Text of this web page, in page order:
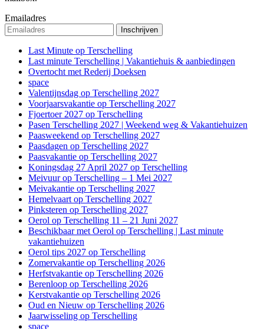
Emailadres
Last Minute op Terschelling
Last minute Terschelling | Vakantiehuis & aanbiedingen
Overtocht met Rederij Doeksen
space
Valentijnsdag op Terschelling 2027
Voorjaarsvakantie op Terschelling 2027
Fjoertoer 2027 op Terschelling
Pasen Terschelling 2027 | Weekend weg & Vakantiehuizen
Paasweekend op Terschelling 2027
Paasdagen op Terschelling 2027
Paasvakantie op Terschelling 2027
Koningsdag 27 April 2027 op Terschelling
Meivuur op Terschelling – 1 Mei 2027
Meivakantie op Terschelling 2027
Hemelvaart op Terschelling 2027
Pinksteren op Terschelling 2027
Oerol op Terschelling 11 – 21 Juni 2027
Beschikbaar met Oerol op Terschelling | Last minute
vakantiehuizen
Oerol tips 2027 op Terschelling
Zomervakantie op Terschelling 2026
Herfstvakantie op Terschelling 2026
Berenloop op Terschelling 2026
Kerstvakantie op Terschelling 2026
Oud en Nieuw op Terschelling 2026
Jaarwisseling op Terschelling
space